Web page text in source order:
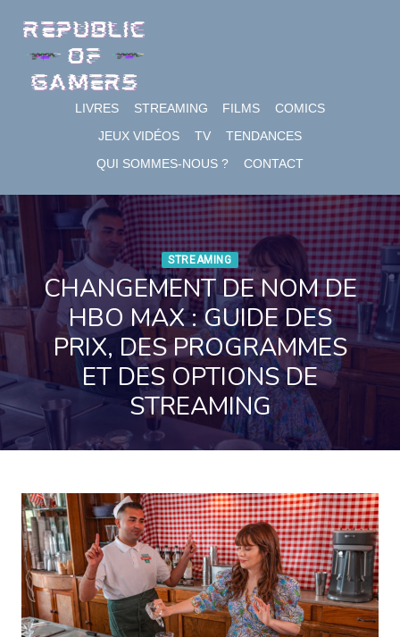
content
LIVRES STREAMING FILMS
COMICS
JEUX VIDÉOS
TV
TENDANCES
QUI SOMMES-NOUS ?
CONTACT
STREAMING
CHANGEMENT DE NOM DE
HBO MAX : GUIDE DES
PRIX, DES PROGRAMMES
ET DES OPTIONS DE
STREAMING